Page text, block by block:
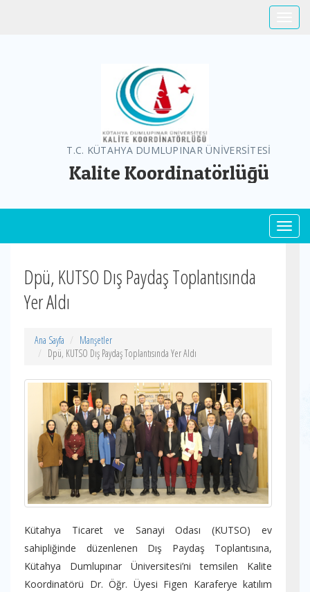
T.C. KÜTAHYA DUMLUPINAR ÜNİVERSİTESİ
Kalite Koordinatörlüğü
Dpü, KUTSO Dış Paydaş Toplantısında
Yer Aldı
Ana Sayfa
Manşetler
Dpü, KUTSO Dış Paydaş Toplantısında Yer Aldı
Kütahya Ticaret ve Sanayi Odası (KUTSO) ev
sahipliğinde düzenlenen Dış Paydaş Toplantısına,
Kütahya Dumlupınar Üniversitesi’ni temsilen Kalite
Koordinatörü Dr. Öğr. Üyesi Figen Karaferye katılım